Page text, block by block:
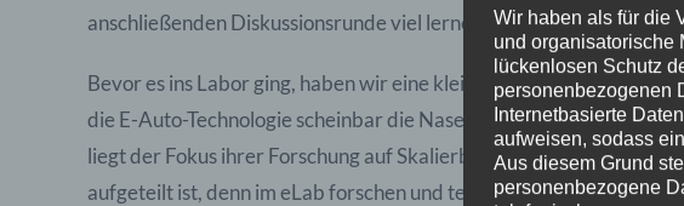
anschließenden Diskussionsrunde viel lernen.
Bevor es ins Labor ging, haben wir eine kleine Einführung über
die E-Auto-Technologie scheinbar die Nase vorne hat, erforscht
liegt der Fokus ihrer Forschung auf Skalierbarkeit und
aufgeteilt ist, denn im eLab forschen und testen auch andere
Wir haben als für die
und organisatorische
lückenlosen Schutz
personenbezogenen
Internetbasierte
aufweisen, sodass
Aus diesem Grund
personenbezogene